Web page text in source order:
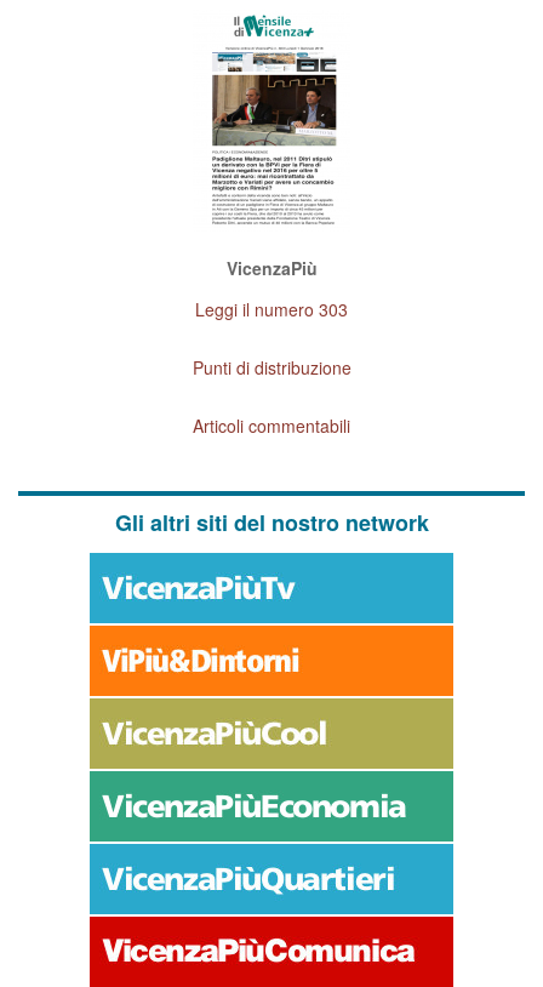
VicenzaPiù
Leggi il numero 303
Punti di distribuzione
Articoli commentabili
Gli altri siti del nostro network